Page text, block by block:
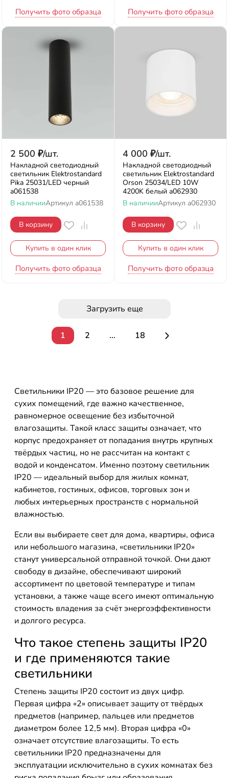
Получить фото образца Получить фото образца
2 500 ₽/шт.
Накладной светодиодный
светильник Elektrostandard
Pika 25031/LED черный
a061538
В наличииАртикул a061538
В корзину
Купить в один клик
Получить фото образца
4 000 ₽/шт.
Накладной светодиодный
светильник Elektrostandard
Orson 25034/LED 10W
4200K белый a062930
В наличииАртикул a062930
В корзину
Купить в один клик
Получить фото образца
Загрузить еще
1 2 ... 18
Светильники IP20 — это базовое решение для
сухих помещений, где важно качественное,
равномерное освещение без избыточной
влагозащиты. Такой класс защиты означает, что
корпус предохраняет от попадания внутрь крупных
твёрдых частиц, но не рассчитан на контакт с
водой и конденсатом. Именно поэтому светильник
IP20 — идеальный выбор для жилых комнат,
кабинетов, гостиных, офисов, торговых зон и
любых интерьерных пространств с нормальной
влажностью.
Если вы выбираете свет для дома, квартиры, офиса
или небольшого магазина, «светильники IP20»
станут универсальной отправной точкой. Они дают
свободу в дизайне, обеспечивают широкий
ассортимент по цветовой температуре и типам
установки, а также чаще всего имеют оптимальную
стоимость владения за счёт энергоэффективности
и долгого ресурса.
Что такое степень защиты IP20
и где применяются такие
светильники
Степень защиты IP20 состоит из двух цифр.
Первая цифра «2» описывает защиту от твёрдых
предметов (например, пальцев или предметов
диаметром более 12,5 мм). Вторая цифра «0»
означает отсутствие влагозащиты. То есть
светильники IP20 предназначены для
эксплуатации исключительно в сухих комнатах без